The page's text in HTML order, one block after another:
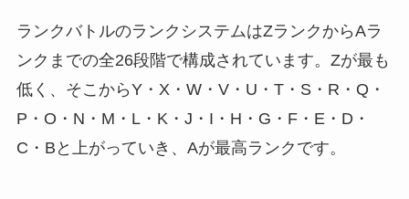
ランクバトルのランクシステムはZランクからAラ
ンクまでの全26段階で構成されています。Zが最も
低く、そこからY・X・W・V・U・T・S・R・Q・
P・O・N・M・L・K・J・I・H・G・F・E・D・
C・Bと上がっていき、Aが最高ランクです。